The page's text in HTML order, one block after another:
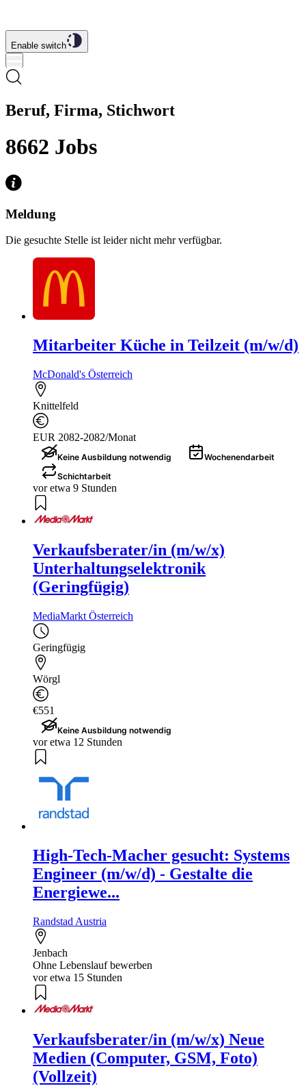
Enable switch
Beruf, Firma, Stichwort
8662 Jobs
Meldung
Die gesuchte Stelle ist leider nicht mehr verfügbar.
Mitarbeiter Küche in Teilzeit (m/w/d)
McDonald's Österreich
Knittelfeld
EUR 2082-2082/Monat
Keine Ausbildung notwendig
Wochenendarbeit
Schichtarbeit
vor etwa 9 Stunden
Verkaufsberater/in (m/w/x)
Unterhaltungselektronik
(Geringfügig)
MediaMarkt Österreich
Geringfügig
Wörgl
€551
Keine Ausbildung notwendig
vor etwa 12 Stunden
High-Tech-Macher gesucht: Systems
Engineer (m/w/d) - Gestalte die
Energiewe...
Randstad Austria
Jenbach
Ohne Lebenslauf bewerben
vor etwa 15 Stunden
Verkaufsberater/in (m/w/x) Neue
Medien (Computer, GSM, Foto)
(Vollzeit)